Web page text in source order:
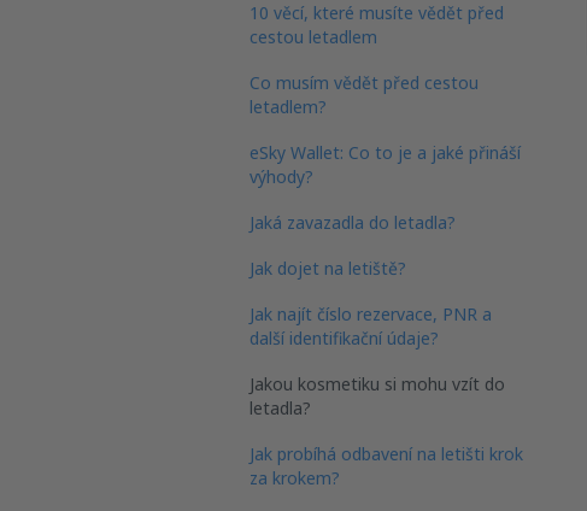
10 věcí, které musíte vědět před
cestou letadlem
Co musím vědět před cestou
letadlem?
eSky Wallet: Co to je a jaké přináší
výhody?
Jaká zavazadla do letadla?
Jak dojet na letiště?
Jak najít číslo rezervace, PNR a
další identifikační údaje?
Jakou kosmetiku si mohu vzít do
letadla?
Jak probíhá odbavení na letišti krok
za krokem?